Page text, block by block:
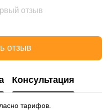
отзыв
отзыв
Консультация
тарифов.